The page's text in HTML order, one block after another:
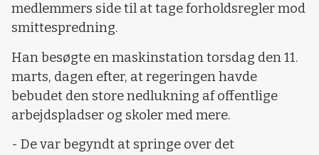
medlemmers side til at tage forholdsregler mod
smittespredning.
Han besøgte en maskinstation torsdag den 11.
marts, dagen efter, at regeringen havde
bebudet den store nedlukning af offentlige
arbejdspladser og skoler med mere.
- De var begyndt at springe over det